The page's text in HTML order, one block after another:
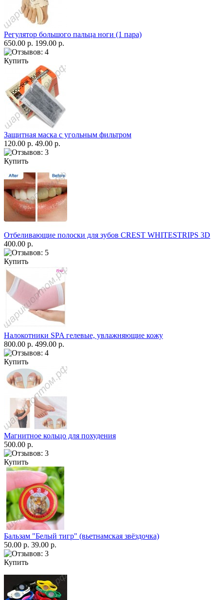
Регулятор большого пальца ноги (1 пара)
650.00 р. 199.00 р.
Купить
Защитная маска с угольным фильтром
120.00 р. 49.00 р.
Купить
Отбеливающие полоски для зубов CREST WHITESTRIPS 3D
400.00 р.
Купить
Налокотники SPA гелевые, увлажняющие кожу
800.00 р. 499.00 р.
Купить
Магнитное кольцо для похудения
500.00 р.
Купить
Бальзам "Белый тигр" (вьетнамская звёздочка)
50.00 р. 39.00 р.
Купить